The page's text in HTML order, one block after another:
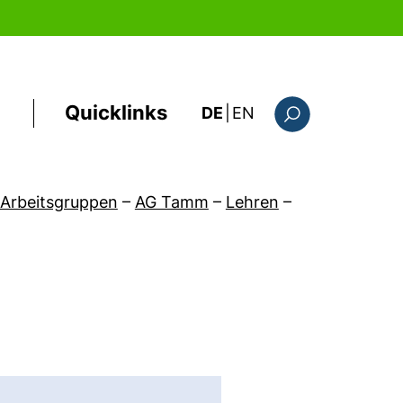
Quicklinks DE EN : the current page
Arbeitsgruppen – AG Tamm – Lehren –